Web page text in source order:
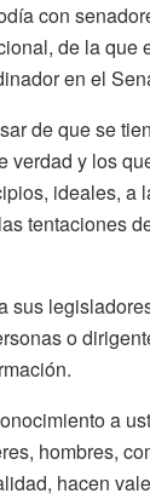
con
de la que
en el
de que se
verdad y los
ideales, a
tentaciones
sus
o
a
hombres,
hacen